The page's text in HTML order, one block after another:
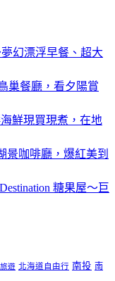
夢幻漂浮早餐、超大
巢餐廳，看夕陽賞
鮮現買現煮，在地
景咖啡廳，爆紅美到
糖果屋～巨
遊 北海道自由行 南投 南